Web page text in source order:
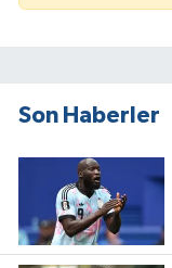
Son Haberler